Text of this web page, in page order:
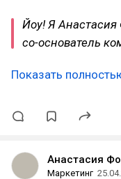
Йоу! Я Анастасия
со-основатель
Показать
Анастасия
Маркетинг